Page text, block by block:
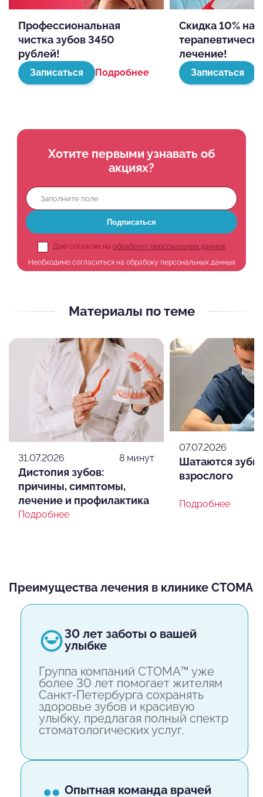
Профессиональная
чистка зубов 3450
рублей!
Записаться Подробнее
Скидка 10% на
лечение!
Записаться
Хотите первыми узнавать об
акциях?
Подписаться
Даю согласие на обработку персональных данных
Необходимо согласиться на обрабоку персональных данных
Материалы по теме
31.07.2026 8 минут
Дистопия зубов:
причины, симптомы,
лечение и профилактика
Подробнее
07.07.2026
Шатаются зубы
взрослого
Подробнее
Преимущества лечения в клинике СТОМА
30 лет заботы о вашей
улыбке
Группа компаний СТОМА™ уже
более 30 лет помогает жителям
Санкт-Петербурга сохранять
здоровье зубов и красивую
улыбку, предлагая полный спектр
стоматологических услуг.
опытная команда врачей